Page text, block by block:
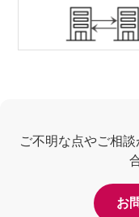
ご不明な点やご相
お